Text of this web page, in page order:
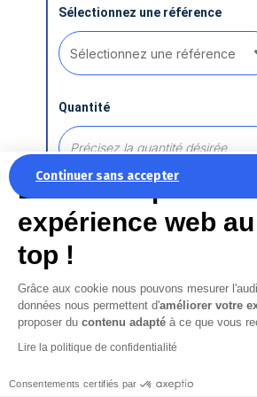
Continuer sans accepter
La recette pour une
expérience web au
top !
Grâce aux cookie nous pouvons mesurer
données nous permettent d'améliorer votre
proposer du contenu adapté à ce que vous
Lire la politique de confidentialité
Consentements certifiés par
Sélectionnez une référence
Quantité
Commentaire